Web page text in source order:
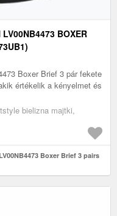
BOXER
Boxer Brief 3 pár fekete
értékelik a kényelmet és
bielizna majtki,
Boxer Brief 3 pairs